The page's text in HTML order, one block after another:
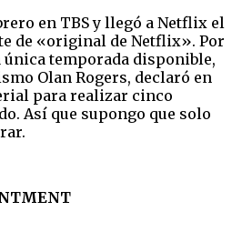
en TBS y llegó a Netflix el
de «original de Netflix». Por
única temporada disponible,
Olan Rogers, declaró en
para realizar cinco
Así que supongo que solo